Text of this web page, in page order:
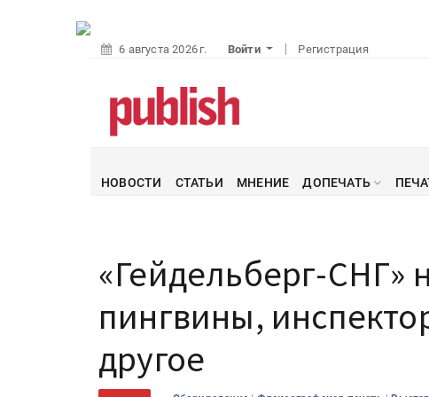
6 августа 2026 г. Войти Регистрация
НОВОСТИ СТАТЬИ МНЕНИЕ ДОПЕЧАТЬ
«Гейдельберг-СНГ»
пингвины,
другое